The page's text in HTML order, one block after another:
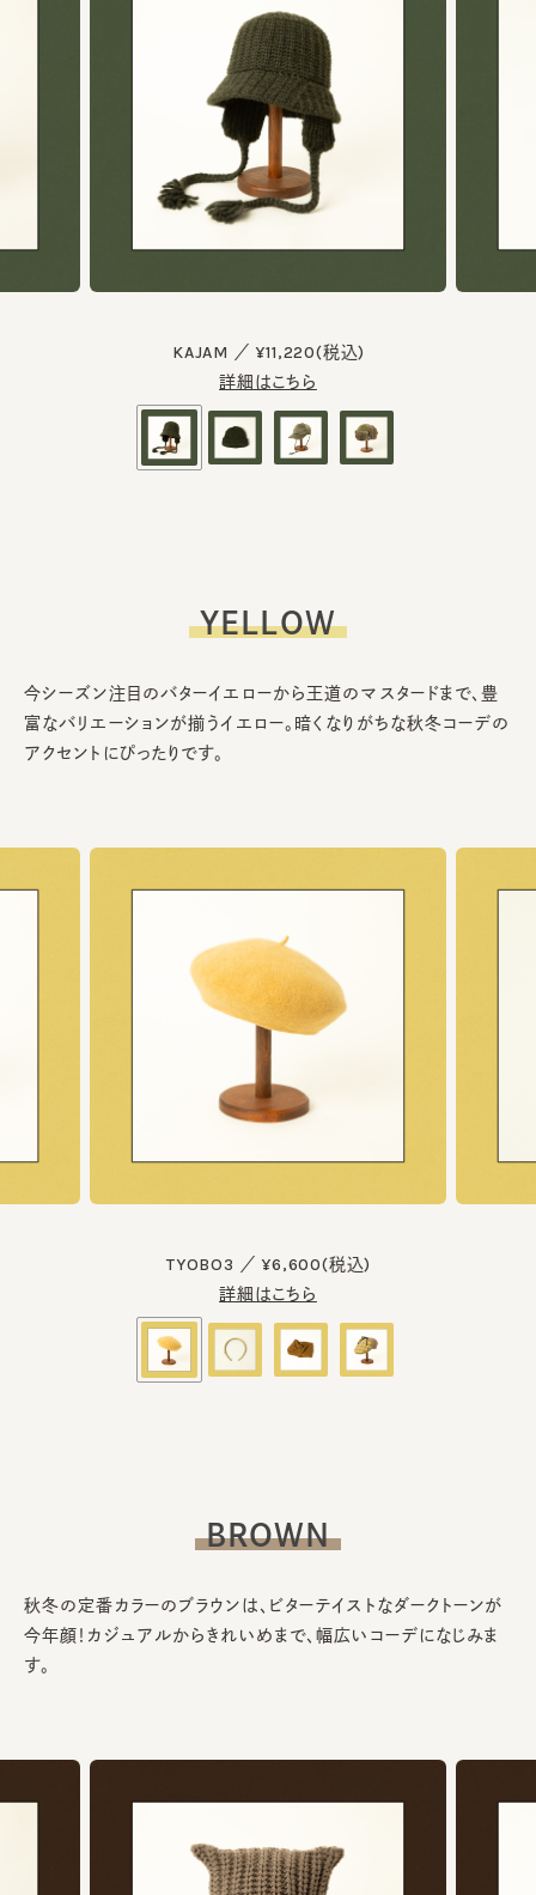
KAJAM ／ ¥11,220(税込)
詳細はこちら
YELLOW
今シーズン注目のバターイエローから王道のマスタードまで、豊
富なバリエーションが揃うイエロー。暗くなりがちな秋冬コーデの
アクセントにぴったりです。
TYOBO3 ／ ¥6,600(税込)
詳細はこちら
BROWN
秋冬の定番カラーのブラウンは、ビターテイストなダークトーンが
今年顔！カジュアルからきれいめまで、幅広いコーデになじみま
す。